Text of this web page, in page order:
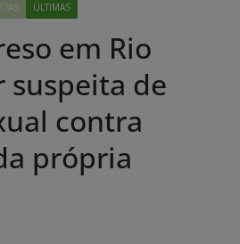
ÚLTIMAS
em Rio
suspeita de
contra
própria